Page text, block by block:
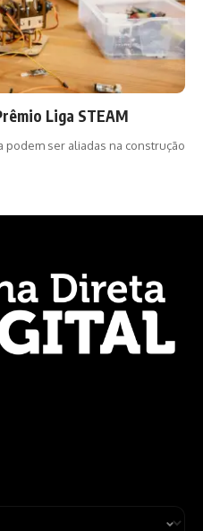
Liga STEAM
podem ser aliadas na construção